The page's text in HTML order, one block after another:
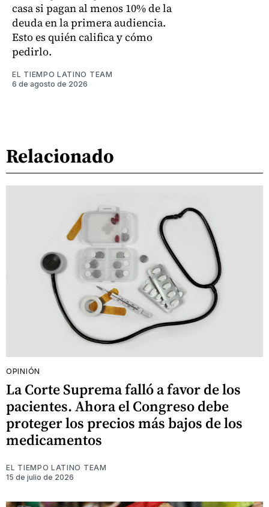
casa si pagan al menos 10% de la
deuda en la primera audiencia.
Esto es quién califica y cómo
pedirlo.
EL TIEMPO LATINO TEAM
6 de agosto de 2026
Relacionado
OPINIÓN
La Corte Suprema falló a favor de los
pacientes. Ahora el Congreso debe
proteger los precios más bajos de los
medicamentos
EL TIEMPO LATINO TEAM
15 de julio de 2026